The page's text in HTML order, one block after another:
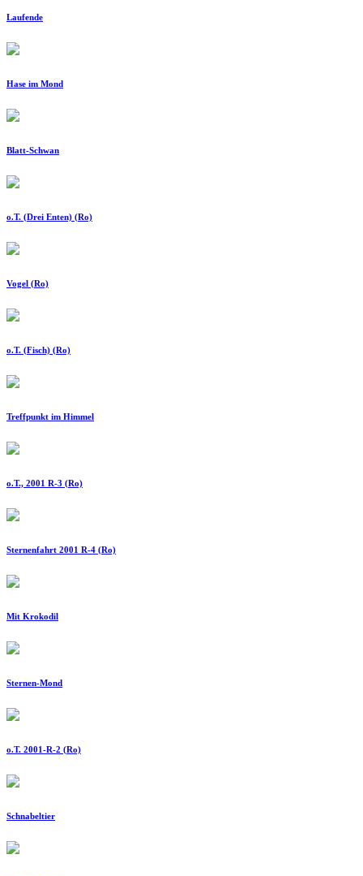
Laufende
Hase im Mond
Blatt-Schwan
o.T. (Drei Enten) (Ro)
Vogel (Ro)
o.T. (Fisch) (Ro)
Treffpunkt im Himmel
o.T., 2001 R-3 (Ro)
Sternenfahrt 2001 R-4 (Ro)
Mit Krokodil
Sternen-Mond
o.T. 2001-R-2 (Ro)
Schnabeltier